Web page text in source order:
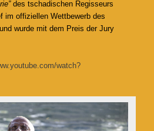
des tschadischen Regisseurs
im offiziellen Wettbewerb des
wurde mit dem Preis der Jury
watch?